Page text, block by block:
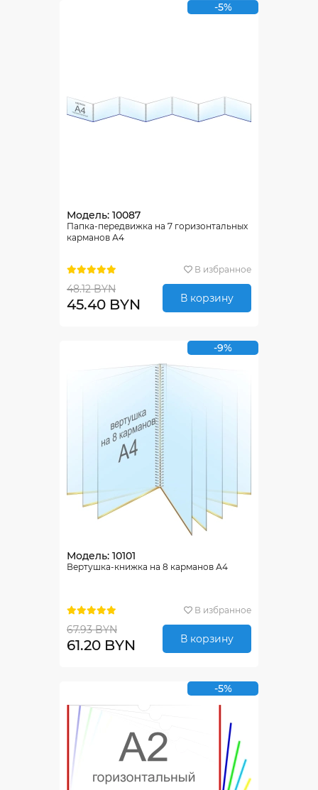
-5%
Модель: 10087
Папка-передвижка на 7 горизонтальных
карманов А4
В избранное
48.12 BYN
45.40 BYN В корзину
-9%
Модель: 10101
Вертушка-книжка на 8 карманов А4
В избранное
67.93 BYN
61.20 BYN В корзину
-5%